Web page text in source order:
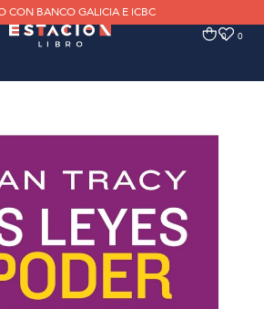
CON BANCO GALICIA E ICBC
0 0